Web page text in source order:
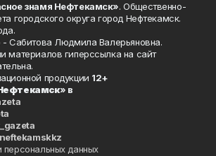
знамя Нефтекамск». Общественно-
городского округа город Нефтекамск.
- Сабитова Людмила Валерьяновна.
материалов гиперссылка на сайт
продукции 12+
» в
данных